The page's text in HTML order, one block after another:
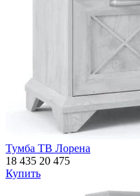
Тумба ТВ Лорена
18 435 20 475
Купить